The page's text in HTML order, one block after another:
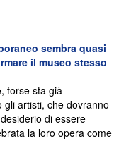
sembra quasi
il museo stesso
forse sta già
artisti, che dovranno
di essere
la loro opera come